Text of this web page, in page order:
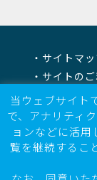
サイトマ
サイトの
個人情報
情報セキ
電子公告
反社会的
マルチス
当ウェブサイト
で、アナリティ
ョンなどに活
覧を継続するこ